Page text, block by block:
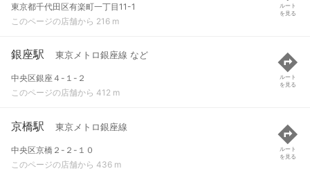
東京都千代田区有楽町一丁目11-1
このページの店舗から 216 m
ルート
を見る
銀座駅 東京メトロ銀座線 など
中央区銀座４-１-２
このページの店舗から 412 m
ルート
を見る
京橋駅 東京メトロ銀座線
中央区京橋２-２-１０
このページの店舗から 436 m
ルート
を見る